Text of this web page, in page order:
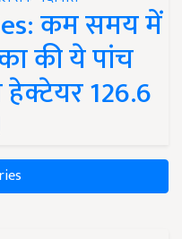
कम समय में
की ये पांच
हेक्टेयर 126.6